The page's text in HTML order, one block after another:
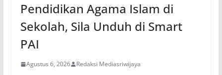
Pendidikan Agama Islam di
Sekolah, Sila Unduh di Smart
PAI
Agustus 6, 2026 Redaksi Mediasriwijaya